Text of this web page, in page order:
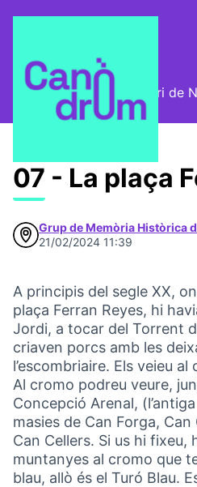
Cromos digitals del barri de
🦊 Digital stamps
07 - La plaça
Grup de Memòria Històrica
21/02/2024 11:39
A principis del segle XX,
plaça Ferran Reyes, hi
Jordi, a tocar del Torrent
criaven porcs amb les
l’escombriaire. Els veieu al
Al cromo podreu veure,
Concepció Arenal,
masies de Can Forga,
Can Cellers. Si us hi fixeu,
muntanyes al cromo que
blau, allò és el Turó Blau.